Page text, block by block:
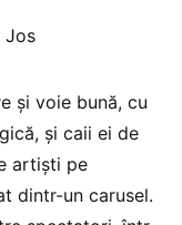
Jos
și voie bună, cu
și caii ei de
artiști pe
dintr-un carusel.